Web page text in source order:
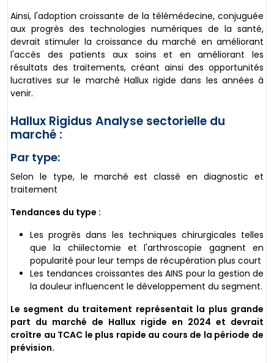
Ainsi, l'adoption croissante de la télémédecine, conjuguée
aux progrès des technologies numériques de la santé,
devrait stimuler la croissance du marché en améliorant
l'accès des patients aux soins et en améliorant les
résultats des traitements, créant ainsi des opportunités
lucratives sur le marché Hallux rigide dans les années à
venir.
Hallux Rigidus Analyse sectorielle du
marché :
Par type:
Selon le type, le marché est classé en diagnostic et
traitement
Tendances du type :
Les progrès dans les techniques chirurgicales telles
que la chiilectomie et l'arthroscopie gagnent en
popularité pour leur temps de récupération plus court
Les tendances croissantes des AINS pour la gestion de
la douleur influencent le développement du segment.
Le segment du traitement représentait la plus grande
part du marché de Hallux rigide en 2024 et devrait
croître au TCAC le plus rapide au cours de la période de
prévision.